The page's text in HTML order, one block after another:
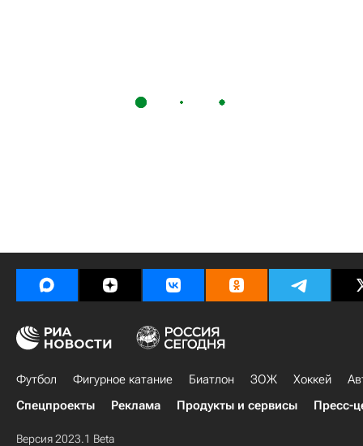
Футбол Фигурное катание Биатлон ЗОЖ Хоккей
Спецпроекты
Реклама Продукты и сервисы Пресс-
Версия 2023.1 Beta